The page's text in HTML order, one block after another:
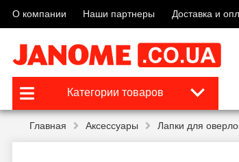
О компании Наши партнеры Доставка и
Категории товаров
Главная Аксессуары Лапки для